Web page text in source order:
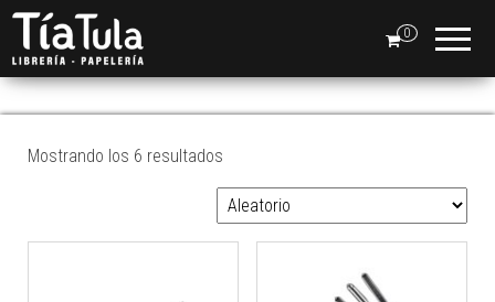
0
AGUJAS
Mostrando los 6 resultados